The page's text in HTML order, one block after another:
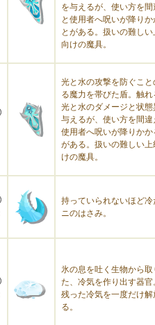
を与えるが、使い方を間
と使用者へ呪いが降り
とがある。扱いの難し
向けの魔具。
光と水の攻撃を防ぐこと
る魔力を帯びた盾。触れ
光と水のダメージと状態
与えるが、使い方を間違
使用者へ呪いが降りかか
がある。扱いの難しい上
けの魔具。
持っていられないほど冷
ニのはさみ。
氷の息を吐く生物から取
た、冷気を作り出す器官
残った冷気を一度だけ解
る。